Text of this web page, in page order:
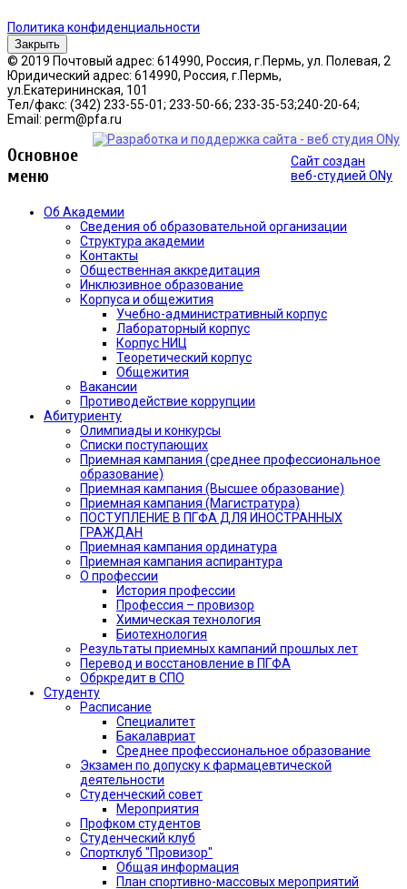
Политика конфиденциальности
Закрыть
© 2019 Почтовый адрес: 614990, Россия, г.Пермь, ул. Полевая, 2
Юридический адрес: 614990, Россия, г.Пермь,
ул.Екатерининская, 101
Тел/факс: (342) 233-55-01; 233-50-66; 233-35-53;240-20-64;
Email: perm@pfa.ru
Сайт создан
веб-студией ONy
Основное
меню
Об Академии
Сведения об образовательной организации
Структура академии
Контакты
Общественная аккредитация
Инклюзивное образование
Корпуса и общежития
Учебно-административный корпус
Лабораторный корпус
Корпус НИЦ
Теоретический корпус
Общежития
Вакансии
Противодействие коррупции
Абитуриенту
Олимпиады и конкурсы
Списки поступающих
Приемная кампания (среднее профессиональное
образование)
Приемная кампания (Высшее образование)
Приемная кампания (Магистратура)
ПОСТУПЛЕНИЕ В ПГФА ДЛЯ ИНОСТРАННЫХ
ГРАЖДАН
Приемная кампания ординатура
Приемная кампания аспирантура
О профессии
История профессии
Профессия – провизор
Химическая технология
Биотехнология
Результаты приемных кампаний прошлых лет
Перевод и восстановление в ПГФА
Обркредит в СПО
Студенту
Расписание
Специалитет
Бакалавриат
Среднее профессиональное образование
Экзамен по допуску к фармацевтической
деятельности
Студенческий совет
Мероприятия
Профком студентов
Студенческий клуб
Спортклуб "Провизор"
Общая информация
План спортивно-массовых мероприятий